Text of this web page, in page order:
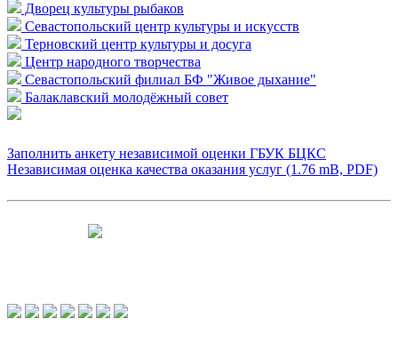
Дворец культуры рыбаков
Севастопольский центр культуры и искусств
Терновский центр культуры и досуга
Центр народного творчества
Севастопольский филиал БФ "Живое дыхание"
Балаклавский молодёжный совет
Заполнить анкету независимой оценки ГБУК БЦКС
Независимая оценка качества оказания услуг (1.76 mB, PDF)